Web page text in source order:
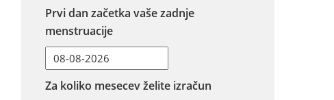
Prvi dan začetka vaše zadnje
menstruacije
Za koliko mesecev želite izračun